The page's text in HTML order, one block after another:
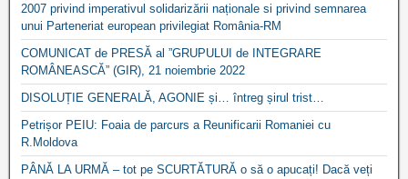
2007 privind imperativul solidarizării naționale si privind semnarea
unui Parteneriat european privilegiat România-RM
COMUNICAT de PRESĂ al ”GRUPULUI de INTEGRARE
ROMÂNEASCĂ” (GIR), 21 noiembrie 2022
DISOLUȚIE GENERALĂ, AGONIE și… întreg șirul trist…
Petrișor PEIU: Foaia de parcurs a Reunificarii Romaniei cu
R.Moldova
PÂNĂ LA URMĂ – tot pe SCURTĂTURĂ o să o apucați! Dacă veți